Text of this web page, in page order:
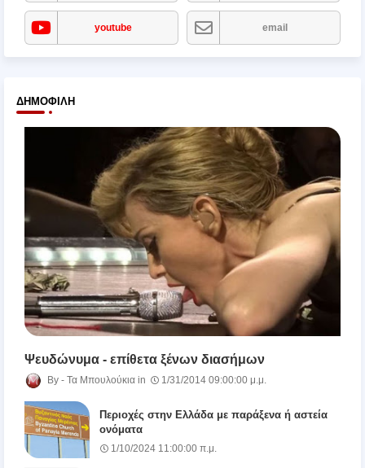
youtube email
ΔΗΜΟΦΙΛΉ
Ψευδώνυμα - επίθετα ξένων διασήμων
Τα Μπουλούκια 1/31/2014 09:00:00 μ.μ.
Περιοχές στην Ελλάδα με παράξενα ή αστεία
ονόματα
1/10/2024 11:00:00 π.μ.